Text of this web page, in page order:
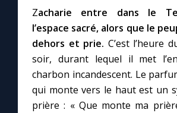
Prier au quotidien
Avec Thérèse de Lisieux
L'Évangile chaque jour
Zacharie entre dans le
l’espace sacré, alors que le
dehors et prie. C’est l’heure
soir, durant lequel il met
charbon incandescent. Le
qui monte vers le haut est un
prière : « Que monte ma